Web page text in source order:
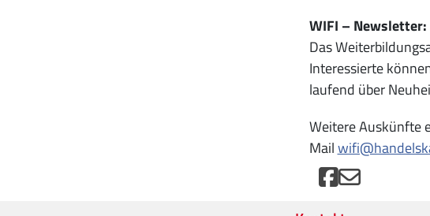
WIFI –
Das
Interessierte
laufend über
Weitere Auskünfte
Mail